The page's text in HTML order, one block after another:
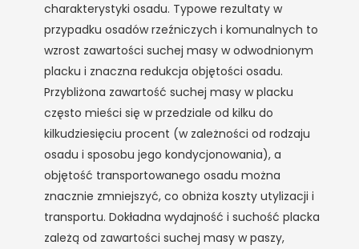
charakterystyki osadu. Typowe rezultaty w
przypadku osadów rzeźniczych i komunalnych to
wzrost zawartości suchej masy w odwodnionym
placku i znaczna redukcja objętości osadu.
Przybliżona zawartość suchej masy w placku
często mieści się w przedziale od kilku do
kilkudziesięciu procent (w zależności od rodzaju
osadu i sposobu jego kondycjonowania), a
objętość transportowanego osadu można
znacznie zmniejszyć, co obniża koszty utylizacji i
transportu. Dokładna wydajność i suchość placka
zależą od zawartości suchej masy w paszy,